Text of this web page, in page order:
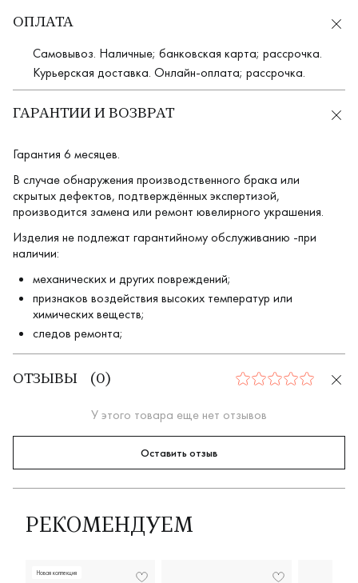
ОПЛАТА
Самовывоз. Наличные; банковская карта; рассрочка.
Курьерская доставка. Онлайн-оплата; рассрочка.
ГАРАНТИИ И ВОЗВРАТ
Гарантия 6 месяцев.
В случае обнаружения производственного брака или
скрытых дефектов, подтверждённых экспертизой,
производится замена или ремонт ювелирного украшения.
Изделия не подлежат гарантийному обслуживанию -при
наличии:
механических и других повреждений;
признаков воздействия высоких температур или
химических веществ;
следов ремонта;
ОТЗЫВЫ ( 0) 0
У этого товара еще нет отзывов
Оставить отзыв
РЕКОМЕНДУЕМ
Новая коллекция